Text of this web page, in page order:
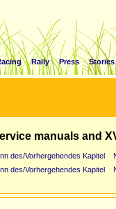
Rally Press Stories
manuals and
des/Vorhergehendes Kapitel
des/Vorhergehendes Kapitel